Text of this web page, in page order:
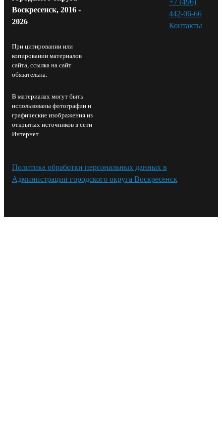
Воскресенск, 2016 -
2026
При цитировании или
копировании материалов
сайта, ссылка на сайт
обязательна.
В материалах могут быть
использованы фотографии и
графические изображения из
открытых источников в сети
Интернет.
442-06-66
Контакты⁠
Политика обработки персональных данных в
Администрации городского округа Воскресенск